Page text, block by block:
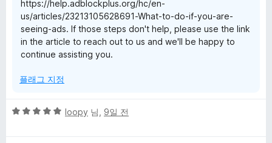
https://help.adblockplus.org/hc/en-
us/articles/23213105628691-What-to-do-if-you-are-
seeing-ads. If those steps don't help, please use the link
in the article to reach out to us and we'll be happy to
continue assisting you.
플래그 지정
5
loopy 님, 9일 전